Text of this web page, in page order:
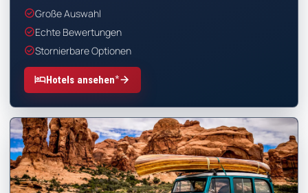
check_circleGroße Auswahl
check_circleEchte Bewertungen
check_circleStornierbare Optionen
hotelHotels ansehen*arrow_forward